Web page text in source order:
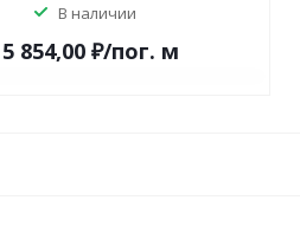
В наличии
5 854,00 ₽/пог. м